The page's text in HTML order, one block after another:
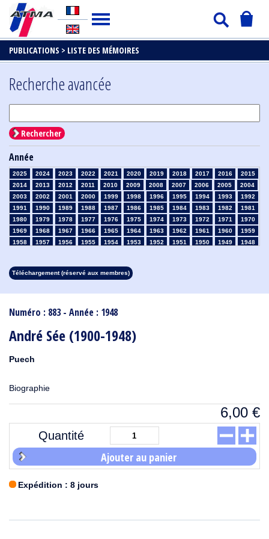
PUBLICATIONS > LISTE DES MÉMOIRES
Numéro : 883 - Année : 1948
André Sée (1900-1948)
Puech
Biographie
6,00 €
Quantité
Ajouter au panier
Expédition : 8 jours
Recherche avancée
Rechercher
Année
2025 2024 2023 2022 2021 2020 2019 2018 2017 2016
2015
2014
2013 2012 2011 2010 2009 2008 2007 2006 2005
2004
2003
2002 2001 2000 1999 1998 1996 1995 1994 1993
1992
1991
1990 1989 1988 1987 1986 1985 1984 1983 1982
1981
1980
1979 1978 1977 1976 1975 1974 1973 1972 1971
1970
1969
1968 1967 1966 1965 1964 1963 1962 1961 1960
1959
1958
1957 1956 1955 1954 1953 1952 1951 1950 1949
1948
1913
1912 1911 1910 1909 1908
Téléchargement (réservé aux membres)